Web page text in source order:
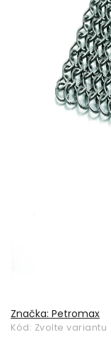
Značka: Petromax
Kód: Zvolte variantu